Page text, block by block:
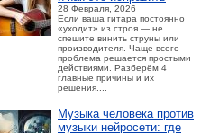
28 Февраля, 2026
Если ваша гитара постоянно
«уходит» из строя — не
спешите винить струны или
производителя. Чаще всего
проблема решается простыми
действиями. Разберём 4
главные причины и их
решения....
Музыка человека против
музыки нейросети: где